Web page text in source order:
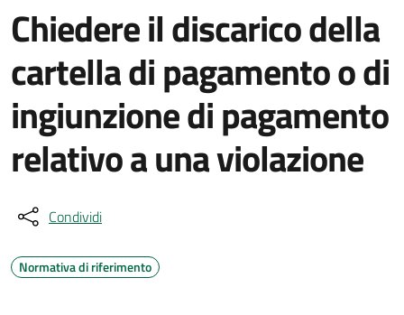
Chiedere il discarico della
cartella di pagamento o di
ingiunzione di pagamento
relativo a una violazione
Condividi
Normativa di riferimento